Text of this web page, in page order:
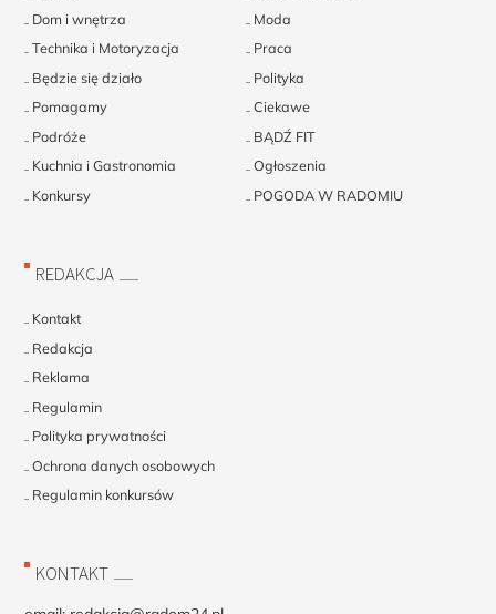
Dom i wnętrza
Moda
Technika i Motoryzacja
Praca
Będzie się działo
Polityka
Pomagamy
Ciekawe
Podróże
BĄDŹ FIT
Kuchnia i Gastronomia
Ogłoszenia
Konkursy
POGODA W RADOMIU
REDAKCJA
Kontakt
Redakcja
Reklama
Regulamin
Polityka prywatności
Ochrona danych osobowych
Regulamin konkursów
KONTAKT